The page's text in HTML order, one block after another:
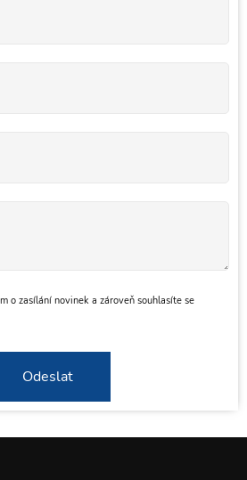
o zasílání novinek a zároveň souhlasíte se
Odeslat